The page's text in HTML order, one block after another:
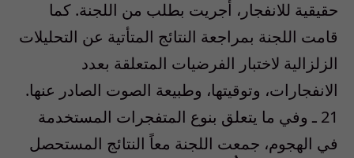
حقيقية للانفجار، أجريت بطلب من اللجنة. كما
قامت اللجنة بمراجعة النتائج المتأتية عن التحليلات
الزلزالية لاختبار الفرضيات المتعلقة بعدد
الانفجارات، وتوقيتها، وطبيعة الصوت الصادر عنها.
21 ـ وفي ما يتعلق بنوع المتفجرات المستخدمة
في الهجوم، جمعت اللجنة معاً النتائج المستحصل